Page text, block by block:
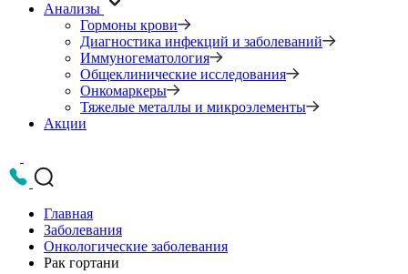
Анализы
Гормоны крови
Диагностика инфекций и заболеваний
Иммуногематология
Общеклинические исследования
Онкомаркеры
Тяжелые металлы и микроэлементы
Акции
Главная
Заболевания
Онкологические заболевания
Рак гортани